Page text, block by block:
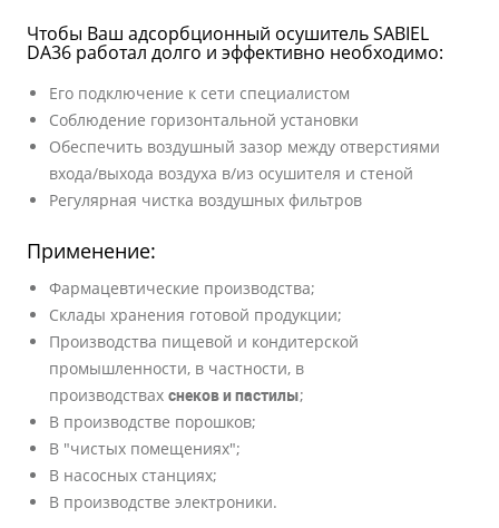
Чтобы Ваш адсорбционный осушитель SABIEL
DA36 работал долго и эффективно необходимо:
Его подключение к сети специалистом
Соблюдение горизонтальной установки
Обеспечить воздушный зазор между отверстиями
входа/выхода воздуха в/из осушителя и стеной
Регулярная чистка воздушных фильтров
Применение:
Фармацевтические производства;
Cклады хранения готовой продукции;
Производства пищевой и кондитерской
промышленности, в частности, в
производствах снеков и пастилы;
В производстве порошков;
В "чистых помещениях";
В насосных станциях;
В производстве электроники.